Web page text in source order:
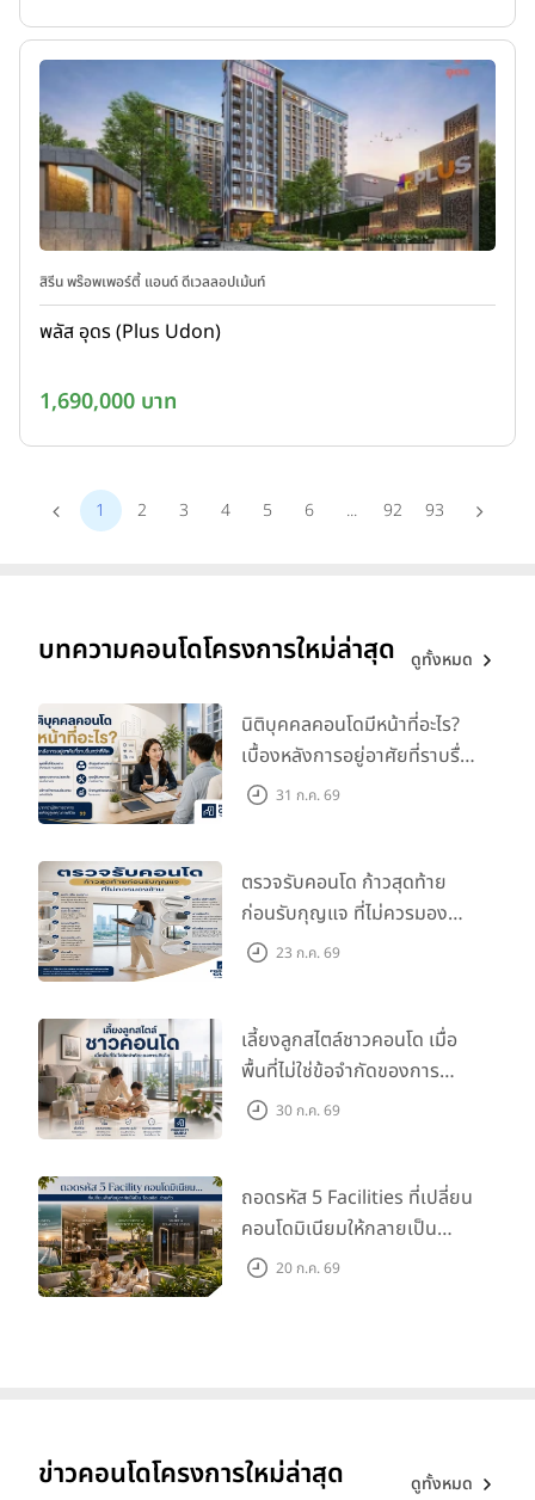
สิรีน พร๊อพเพอร์ตี้ แอนด์ ดีเวลลอปเม้นท์
พลัส อุดร (Plus Udon)
1,690,000 บาท
1 2 3 4 5 6 ... 92 93
บทความคอนโดโครงการใหม่ล่าสุด ดูทั้งหมด
นิติบุคคลคอนโดมีหน้าที่อะไร?
เบื้องหลังการอยู่อาศัยที่ราบรื่น
กว่าที่คิด31 ก.ค. 69
ตรวจรับคอนโด ก้าวสุดท้าย
ก่อนรับกุญแจ ที่ไม่ควรมอง
ข้าม 23 ก.ค. 69
เลี้ยงลูกสไตล์ชาวคอนโด เมื่อ
พื้นที่ไม่ใช่ข้อจำกัดของการ
เติบโต30 ก.ค. 69
ถอดรหัส 5 Facilities ที่เปลี่ยน
คอนโดมิเนียมให้กลายเป็น
‘โอเอซิส’ ส่วนตัวกลางเมือง
20 ก.ค. 69
ข่าวคอนโดโครงการใหม่ล่าสุด ดูทั้งหมด